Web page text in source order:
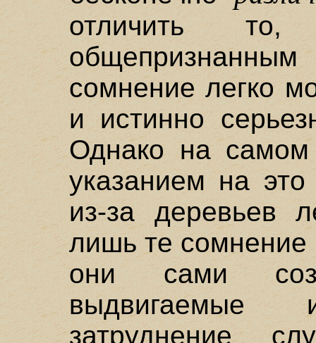
отличить то,
сомнение легко
и истинно
Однако на самом
указанием на
из-за деревьев
лишь те сомнение
они сами
затруднение